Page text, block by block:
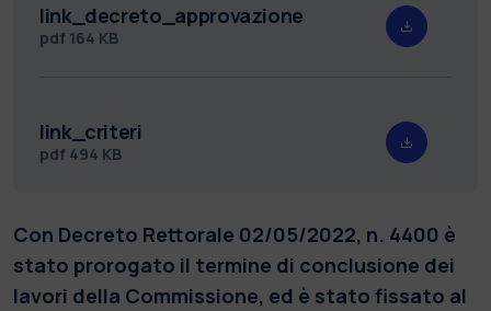
link_decreto_approvazione
pdf 164 KB
link_criteri
pdf 494 KB
Con Decreto Rettorale 02/05/2022, n. 4400 è
stato prorogato il termine di conclusione dei
lavori della Commissione, ed è stato fissato al